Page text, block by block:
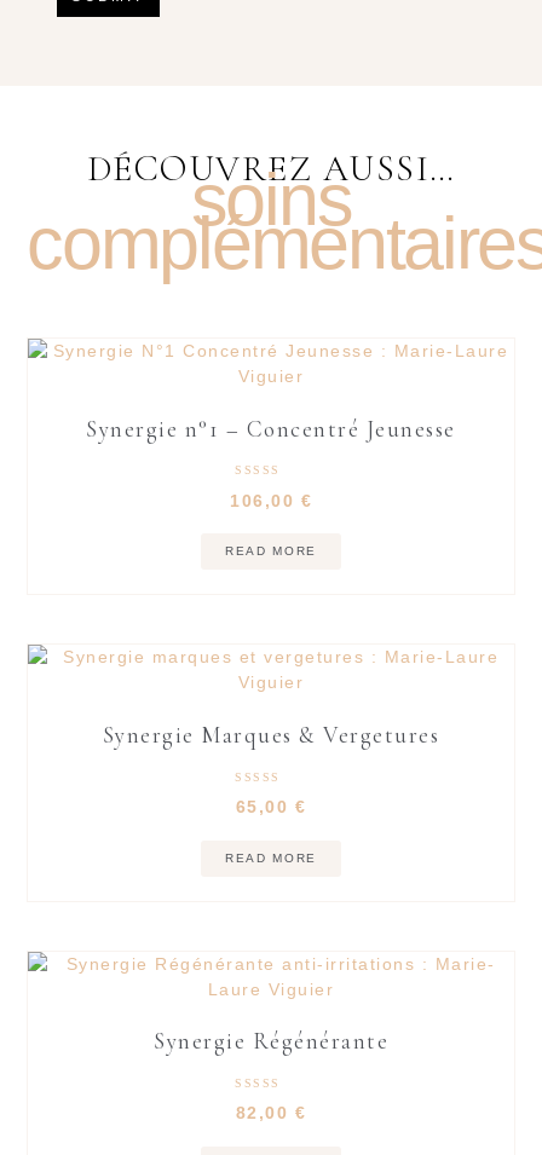
DÉCOUVREZ AUSSI…
soins
Synergie n°1 – Concentré Jeunesse
4.95
out of 5
106,00 €
READ MORE
Synergie Marques & Vergetures
5.00
out of 5
65,00 €
READ MORE
Synergie Régénérante
5.00
out of 5
82,00 €